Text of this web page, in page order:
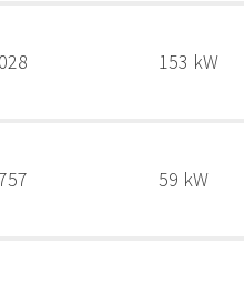
153 kW
59 kW